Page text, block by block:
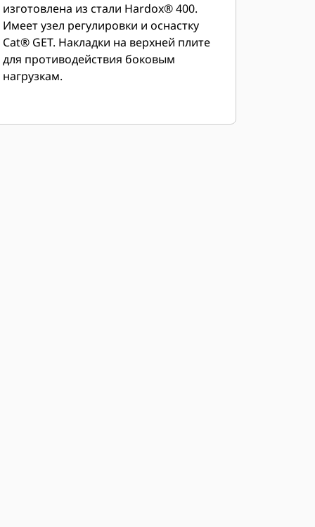
изготовлена из стали Hardox® 400.
Имеет узел регулировки и оснастку
Cat® GET. Накладки на верхней плите
для противодействия боковым
нагрузкам.